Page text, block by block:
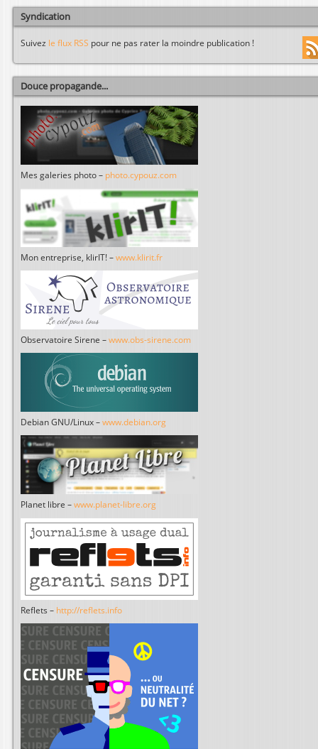
Syndication
Suivez le flux RSS pour ne pas rater la moindre publication !
Douce propagande...
Mes galeries photo – photo.cypouz.com
Mon entreprise, klirIT! – www.klirit.fr
Observatoire Sirene – www.obs-sirene.com
Debian GNU/Linux – www.debian.org
Planet libre – www.planet-libre.org
Reflets – http://reflets.info